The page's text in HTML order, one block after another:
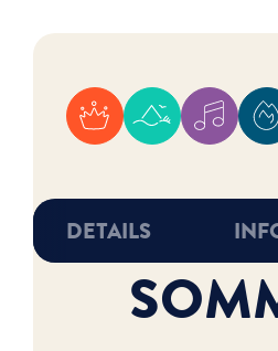
WDL Starnberger See
WDL Dünenhof
WDL
DETAILS